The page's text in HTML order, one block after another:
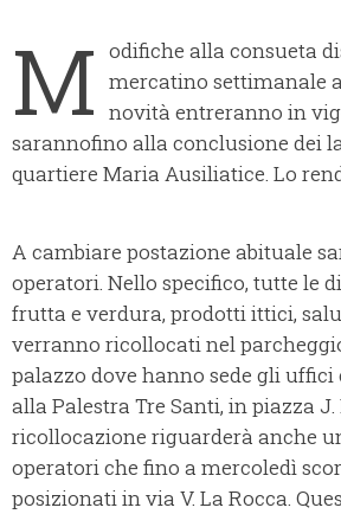
M odifiche alla consueta
mercatino settimanale
novità entreranno in
sarannofino alla conclusione dei
quartiere Maria Ausiliatice. Lo
A cambiare postazione abituale
operatori. Nello specifico, tutte le
frutta e verdura, prodotti ittici,
verranno ricollocati nel
palazzo dove hanno sede gli
alla Palestra Tre Santi, in piazza J.
ricollocazione riguarderà anche
operatori che fino a mercoledì
posizionati in via V. La Rocca.